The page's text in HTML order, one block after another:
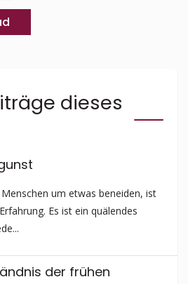
dieses
um etwas beneiden, ist
Es ist ein quälendes
der frühen